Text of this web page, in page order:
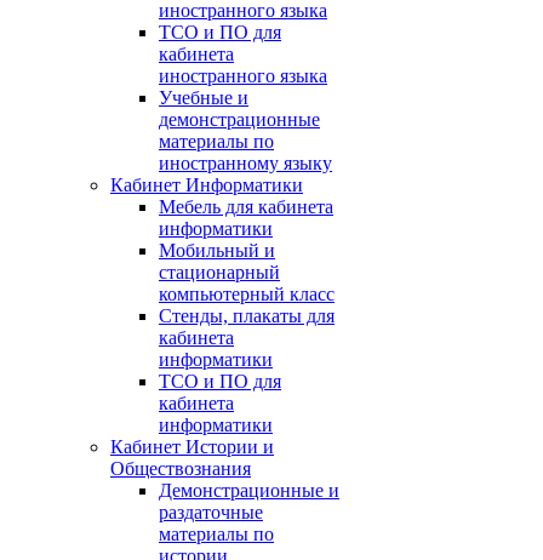
иностранного языка
ТСО и ПО для
кабинета
иностранного языка
Учебные и
демонстрационные
материалы по
иностранному языку
Кабинет Информатики
Мебель для кабинета
информатики
Мобильный и
стационарный
компьютерный класс
Стенды, плакаты для
кабинета
информатики
ТСО и ПО для
кабинета
информатики
Кабинет Истории и
Обществознания
Демонстрационные и
раздаточные
материалы по
истории,